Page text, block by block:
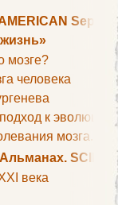
мозге?
человека
к эволюции
мозга.
века